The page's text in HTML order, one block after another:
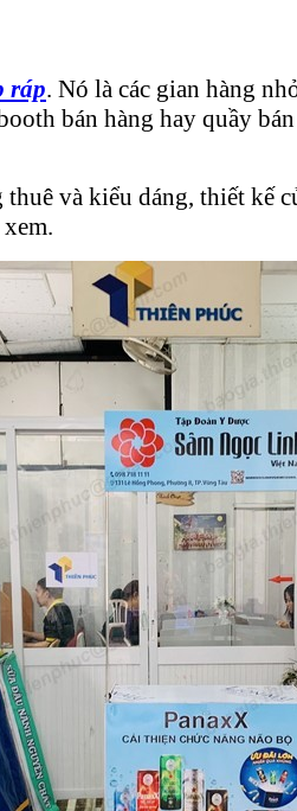
ráp. Nó là các gian hàng
bán hàng hay quầy
và kiểu dáng, thiết kế